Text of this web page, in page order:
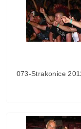
073-Strakonice